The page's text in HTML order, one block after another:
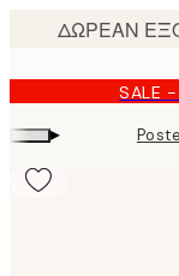
content.
SALE
▸